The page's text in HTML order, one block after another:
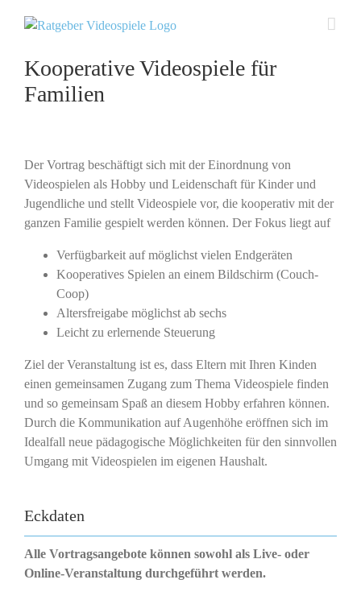
Inhalt
Kooperative Videospiele für
Familien
Der Vortrag beschäftigt sich mit der Einordnung von
Videospielen als Hobby und Leidenschaft für Kinder und
Jugendliche und stellt Videospiele vor, die kooperativ mit der
ganzen Familie gespielt werden können. Der Fokus liegt auf
Verfügbarkeit auf möglichst vielen Endgeräten
Kooperatives Spielen an einem Bildschirm (Couch-
Coop)
Altersfreigabe möglichst ab sechs
Leicht zu erlernende Steuerung
Ziel der Veranstaltung ist es, dass Eltern mit Ihren Kinden
einen gemeinsamen Zugang zum Thema Videospiele finden
und so gemeinsam Spaß an diesem Hobby erfahren können.
Durch die Kommunikation auf Augenhöhe eröffnen sich im
Idealfall neue pädagogische Möglichkeiten für den sinnvollen
Umgang mit Videospielen im eigenen Haushalt.
Eckdaten
Alle Vortragsangebote können sowohl als Live- oder
Online-Veranstaltung durchgeführt werden.